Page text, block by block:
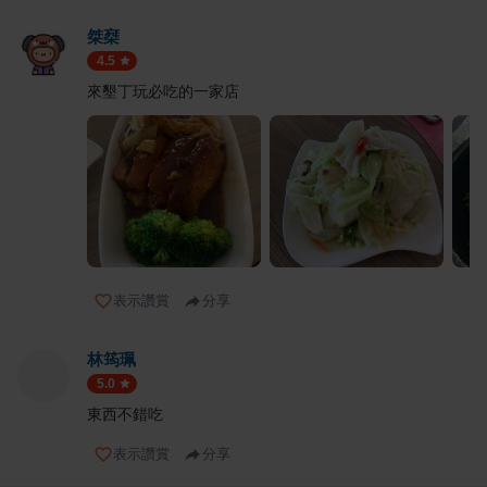
桀椉
4.5
來墾丁玩必吃的一家店
表示讚賞 分享
林筠珮
5.0
東西不錯吃
表示讚賞 分享